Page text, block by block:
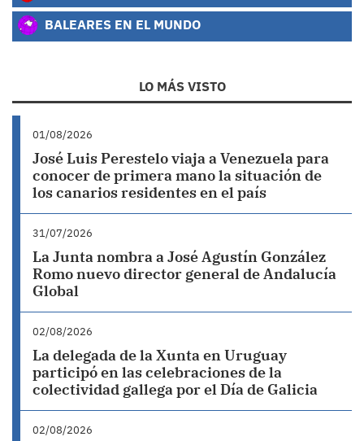
BALEARES EN EL MUNDO
LO MÁS VISTO
01/08/2026
José Luis Perestelo viaja a Venezuela para
conocer de primera mano la situación de
los canarios residentes en el país
31/07/2026
La Junta nombra a José Agustín González
Romo nuevo director general de Andalucía
Global
02/08/2026
La delegada de la Xunta en Uruguay
participó en las celebraciones de la
colectividad gallega por el Día de Galicia
02/08/2026